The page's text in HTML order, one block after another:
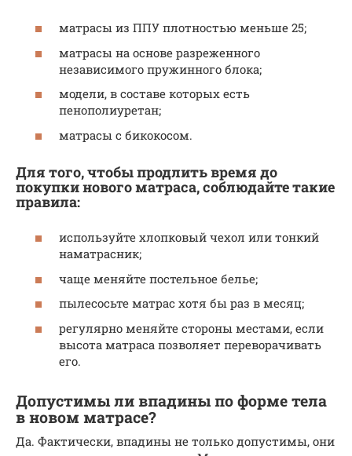
матрасы из ППУ плотностью меньше 25;
матрасы на основе разреженного
независимого пружинного блока;
модели, в составе которых есть
пенополиуретан;
матрасы с бикокосом.
Для того, чтобы продлить время до
покупки нового матраса, соблюдайте такие
правила:
используйте хлопковый чехол или тонкий
наматрасник;
чаще меняйте постельное белье;
пылесосьте матрас хотя бы раз в месяц;
регулярно меняйте стороны местами, если
высота матраса позволяет переворачивать
его.
Допустимы ли впадины по форме тела
в новом матрасе?
Да. Фактически, впадины не только допустимы, они